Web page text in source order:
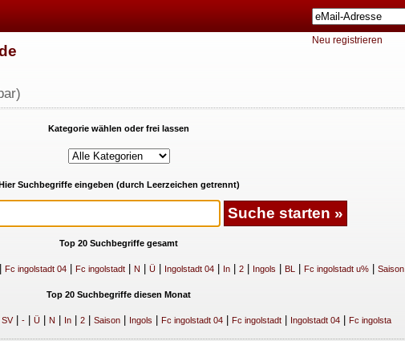
Neu registrieren
Kategorie wählen oder frei lassen
Suchbegriffe eingeben (durch Leerzeichen getrennt)
Top 20 Suchbegriffe gesamt
Fc ingolstadt 04| Fc ingolstadt| N Ü Ingolstadt 04| In| 2| Ingols BL | Fc ingolstadt u%| Saison
Top 20 Suchbegriffe diesen Monat
SV| -| Ü| N In| 2| Saison| Ingols Fc ingolstadt 04| Fc ingolstadt| Ingolstadt 04| Fc ingolsta